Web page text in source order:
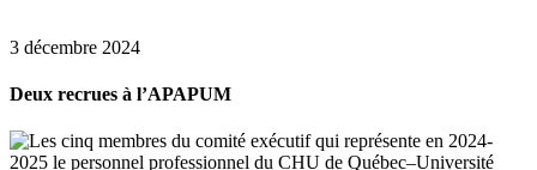
3 décembre 2024
Deux recrues à l’APAPUM